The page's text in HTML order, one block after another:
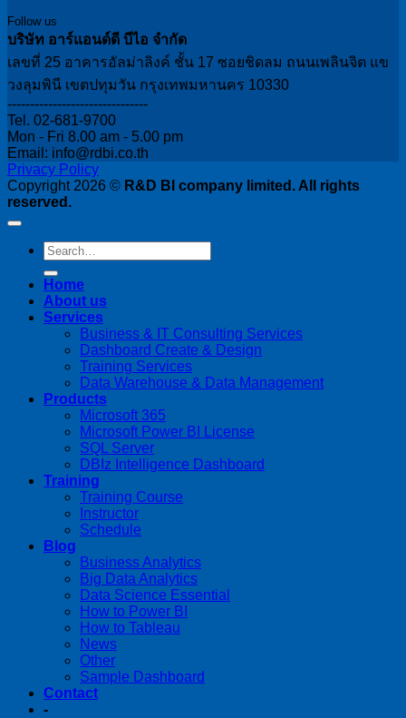
Follow us
บริษัท อาร์แอนด์ดี บีไอ จำกัด
เลขที่ 25 อาคารอัลม่าลิงค์ ชั้น 17 ซอยชิดลม ถนนเพลินจิต แข
วงลุมพินี เขตปทุมวัน กรุงเทพมหานคร 10330
-------------------------------
Tel. 02-681-9700
Mon - Fri 8.00 am - 5.00 pm
Email: info@rdbi.co.th
Privacy Policy
Copyright 2026 © R&D BI company limited. All rights
reserved.
Home
About us
Services
Business & IT Consulting Services
Dashboard Create & Design
Training Services
Data Warehouse & Data Management
Products
Microsoft 365
Microsoft Power BI License
SQL Server
DBIz Intelligence Dashboard
Training
Training Course
Instructor
Schedule
Blog
Business Analytics
Big Data Analytics
Data Science Essential
How to Power BI
How to Tableau
News
Other
Sample Dashboard
Contact
-